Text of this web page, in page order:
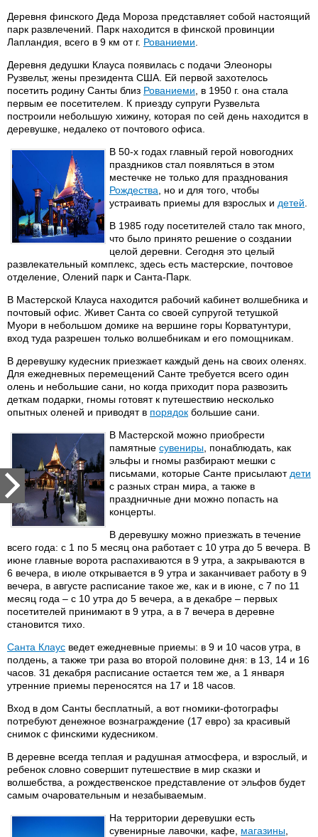
Деревня финского Деда Мороза представляет собой настоящий
парк развлечений. Парк находится в финской провинции
Лапландия, всего в 9 км от г. Рованиеми
Деревня дедушки Клауса появилась с подачи Элеоноры
Рузвельт, жены президента США. Ей первой захотелось
посетить родину Санты близ Рованиеми , в 1950 г. она стала
первым ее посетителем. К приезду супруги Рузвельта
построили небольшую хижину, которая по сей день находится в
деревушке, недалеко от почтового офиса.
В 50-х годах главный герой новогодних
праздников стал появляться в этом
местечке не только для празднования
Рождества , но и для того, чтобы
устраивать приемы для взрослых и детей
В 1985 году посетителей стало так много,
что было принято решение о создании
целой деревни. Сегодня это целый
развлекательный комплекс, здесь есть мастерские, почтовое
отделение, Олений парк и Санта-Парк.
В Мастерской Клауса находится рабочий кабинет волшебника и
почтовый офис. Живет Санта со своей супругой тетушкой
Муори в небольшом домике на вершине горы Корватунтури,
вход туда разрешен только волшебникам и его помощникам.
В деревушку кудесник приезжает каждый день на своих оленях.
Для ежедневных перемещений Санте требуется всего один
олень и небольшие сани, но когда приходит пора развозить
деткам подарки, гномы готовят к путешествию несколько
опытных оленей и приводят в порядок большие сани.
В Мастерской можно приобрести
памятные сувениры , понаблюдать, как
эльфы и гномы разбирают мешки с
письмами, которые Санте присылают дети
с разных стран мира, а также в
праздничные дни можно попасть на
концерты.
В деревушку можно приезжать в течение
всего года: с 1 по 5 месяц она работает с 10 утра до 5 вечера. В
июне главные ворота распахиваются в 9 утра, а закрываются в
6 вечера, в июле открывается в 9 утра и заканчивает работу в 9
вечера, в августе расписание такое же, как и в июне, с 7 по 11
месяц года – с 10 утра до 5 вечера, а в декабре – первых
посетителей принимают в 9 утра, а в 7 вечера в деревне
становится тихо.
Санта Клаус ведет ежедневные приемы: в 9 и 10 часов утра, в
полдень, а также три раза во второй половине дня: в 13, 14 и 16
часов. 31 декабря расписание остается тем же, а 1 января
утренние приемы переносятся на 17 и 18 часов.
Вход в дом Санты бесплатный, а вот гномики-фотографы
потребуют денежное вознаграждение (17 евро) за красивый
снимок с финскими кудесником.
В деревне всегда теплая и радушная атмосфера, и взрослый, и
ребенок словно совершит путешествие в мир сказки и
волшебства, а рождественское представление от эльфов будет
самым очаровательным и незабываемым.
На территории деревушки есть
сувенирные лавочки, кафе, магазины